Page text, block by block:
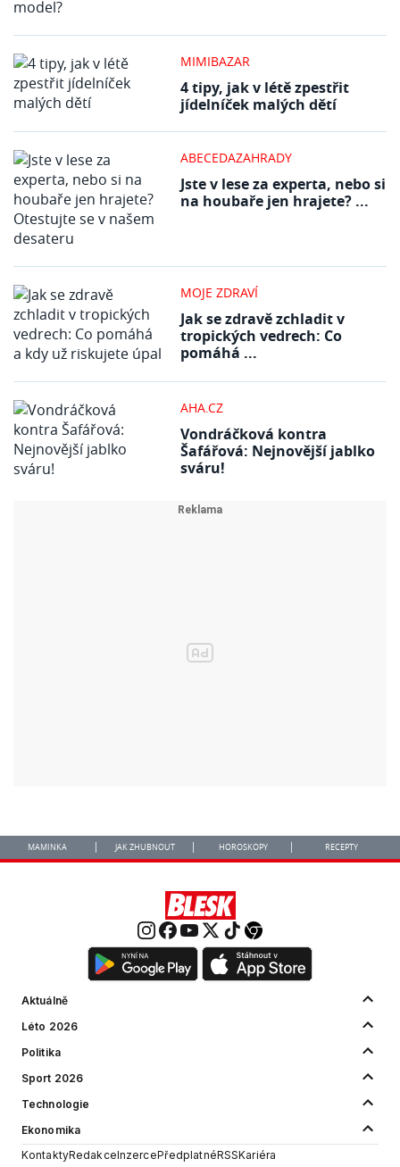
MIMIBAZAR
4 tipy, jak v létě zpestřit
jídelníček malých dětí
ABECEDAZAHRADY
Jste v lese za experta, nebo si
na houbaře jen hrajete? ...
MOJE ZDRAVÍ
Jak se zdravě zchladit v
tropických vedrech: Co
pomáhá ...
AHA.CZ
Vondráčková kontra
Šafářová: Nejnovější jablko
sváru!
MAMINKA JAK ZHUBNOUT HOROSKOPY RECEPTY
Aktuálně
Léto 2026
Politika
Sport 2026
Technologie
Ekonomika
KontaktyRedakceInzercePředplatnéRSSKariéra